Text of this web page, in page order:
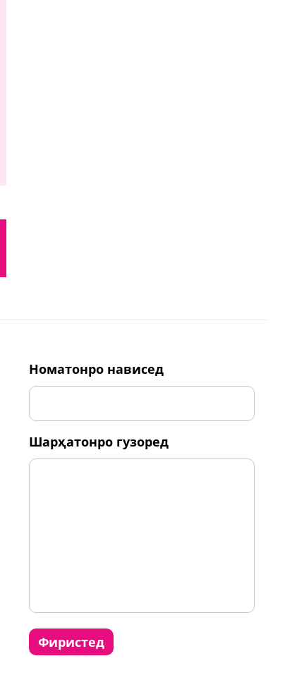
номатонро нависед
шарҳатонро гузоред
фиристед